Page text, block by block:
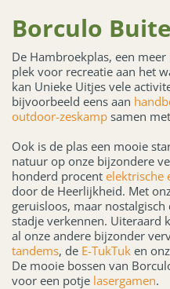
Borculo
De Hambroekplas, een
plek voor recreatie aan het
kan Unieke Uitjes vele
bijvoorbeeld eens aan
outdoor-zeskamp samen
Ook is de plas een mooie
natuur op onze bijzondere
honderd procent elektrische
door de Heerlijkheid. Met
geruisloos, maar
stadje verkennen. Uiteraard
al onze andere bijzonder
tandems, de E-TukTuk en
De mooie bossen van
voor een potje lasergamen.